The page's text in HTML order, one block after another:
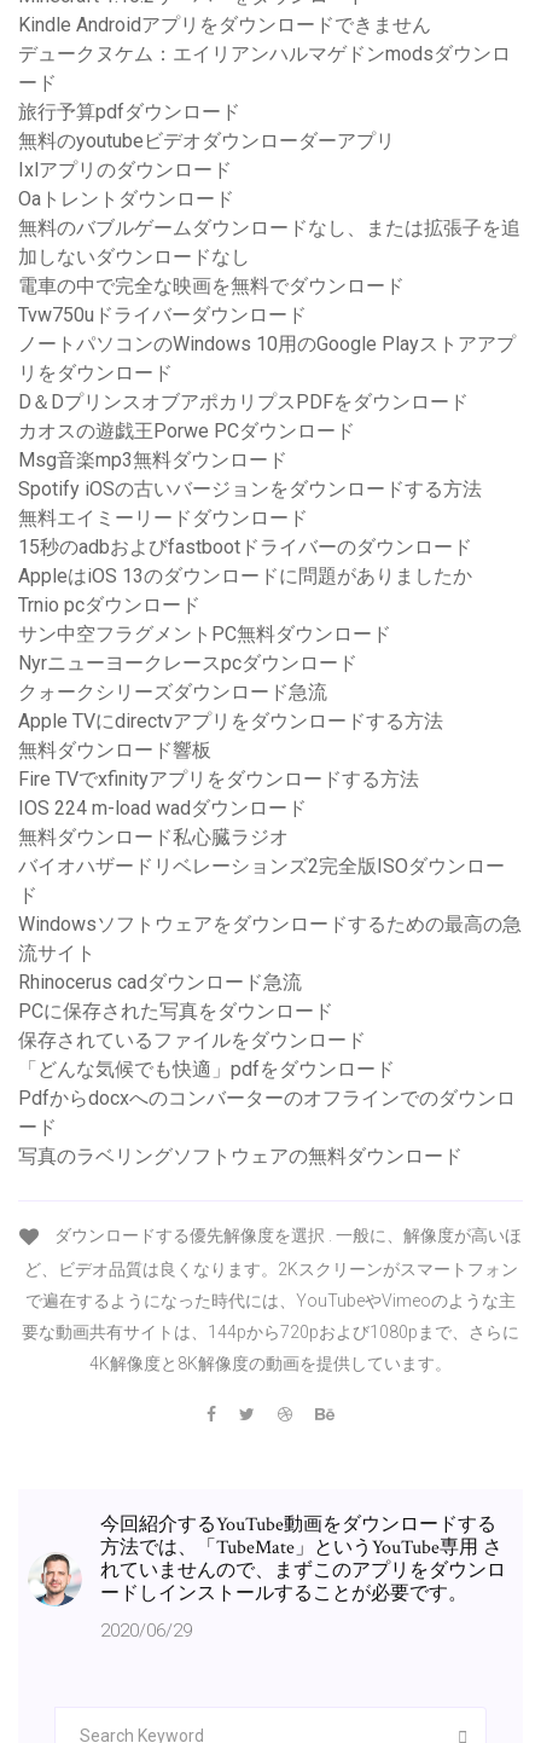
Kindle Androidアプリをダウンロードできません
デュークヌケム：エイリアンハルマゲドンmodsダウンロ
ード
旅行予算pdfダウンロード
無料のyoutubeビデオダウンローダーアプリ
Ixlアプリのダウンロード
Oaトレントダウンロード
無料のバブルゲームダウンロードなし、または拡張子を追
加しないダウンロードなし
電車の中で完全な映画を無料でダウンロード
Tvw750uドライバーダウンロード
ノートパソコンのWindows 10用のGoogle Playストアアプ
リをダウンロード
D＆DプリンスオブアポカリプスPDFをダウンロード
カオスの遊戯王Porwe PCダウンロード
Msg音楽mp3無料ダウンロード
Spotify iOSの古いバージョンをダウンロードする方法
無料エイミーリードダウンロード
15秒のadbおよびfastbootドライバーのダウンロード
AppleはiOS 13のダウンロードに問題がありましたか
Trnio pcダウンロード
サン中空フラグメントPC無料ダウンロード
Nyrニューヨークレースpcダウンロード
クォークシリーズダウンロード急流
Apple TVにdirectvアプリをダウンロードする方法
無料ダウンロード響板
Fire TVでxfinityアプリをダウンロードする方法
IOS 224 m-load wadダウンロード
無料ダウンロード私心臓ラジオ
バイオハザードリベレーションズ2完全版ISOダウンロー
ド
Windowsソフトウェアをダウンロードするための最高の急
流サイト
Rhinocerus cadダウンロード急流
PCに保存された写真をダウンロード
保存されているファイルをダウンロード
「どんな気候でも快適」pdfをダウンロード
Pdfからdocxへのコンバーターのオフラインでのダウンロ
ード
写真のラベリングソフトウェアの無料ダウンロード
ダウンロードする優先解像度を選択 . 一般に、解像度が高いほ
ど、ビデオ品質は良くなります。2Kスクリーンがスマートフォン
で遍在するようになった時代には、YouTubeやVimeoのような主
要な動画共有サイトは、144pから720pおよび1080pまで、さらに
4K解像度と8K解像度の動画を提供しています。
今回紹介するYouTube動画をダウンロードする
方法では、「TubeMate」というYouTube専用 さ
れていませんので、まずこのアプリをダウンロ
ードしインストールすることが必要です。
2020/06/29